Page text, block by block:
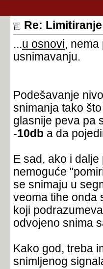
Re:
...u osnovi, nema
usnimavanju.
Podešavanje
snimanja tako
glasnije peva pa
-10db a da
E sad, ako i
nemoguće
se snimaju u
veoma tihe onda
koji
odvojeno snima
Kako god, treba
snimljenog